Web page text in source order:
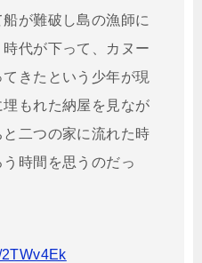
が難破し島の漁師に
代が下って、カヌー
きたという少年が現
もれた納屋を見なが
二つの家に流れた時
時間を思うのだっ